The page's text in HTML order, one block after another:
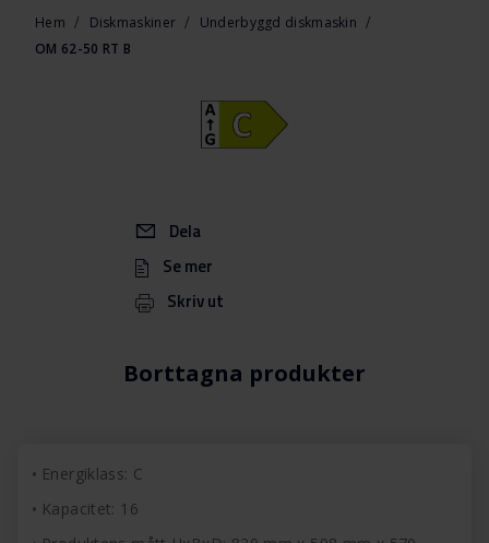
Hem Diskmaskiner
Underbyggd diskmaskin
OM 62-50 RT B
Borttagna produkter
Dela
Se mer
Skriv ut
Energiklass: C
Kapacitet: 16